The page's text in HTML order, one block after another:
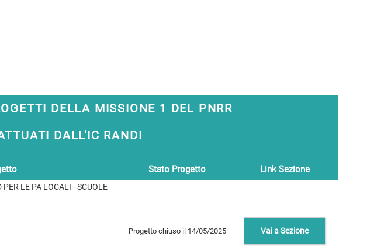
DELLA MISSIONE 1 DEL PNRR
DALL'IC RANDI
Stato Progetto Link Sezione
LE PA LOCALI - SCUOLE
Progetto chiuso il 14/05/2025 Vai a Sezione